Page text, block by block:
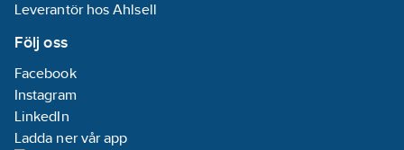
Leverantör hos Ahlsell
Följ oss
Facebook
Instagram
LinkedIn
Ladda ner vår app